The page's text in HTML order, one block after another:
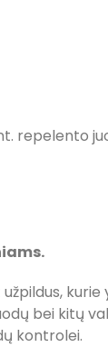
repelento
bei kitų
kontrolei.